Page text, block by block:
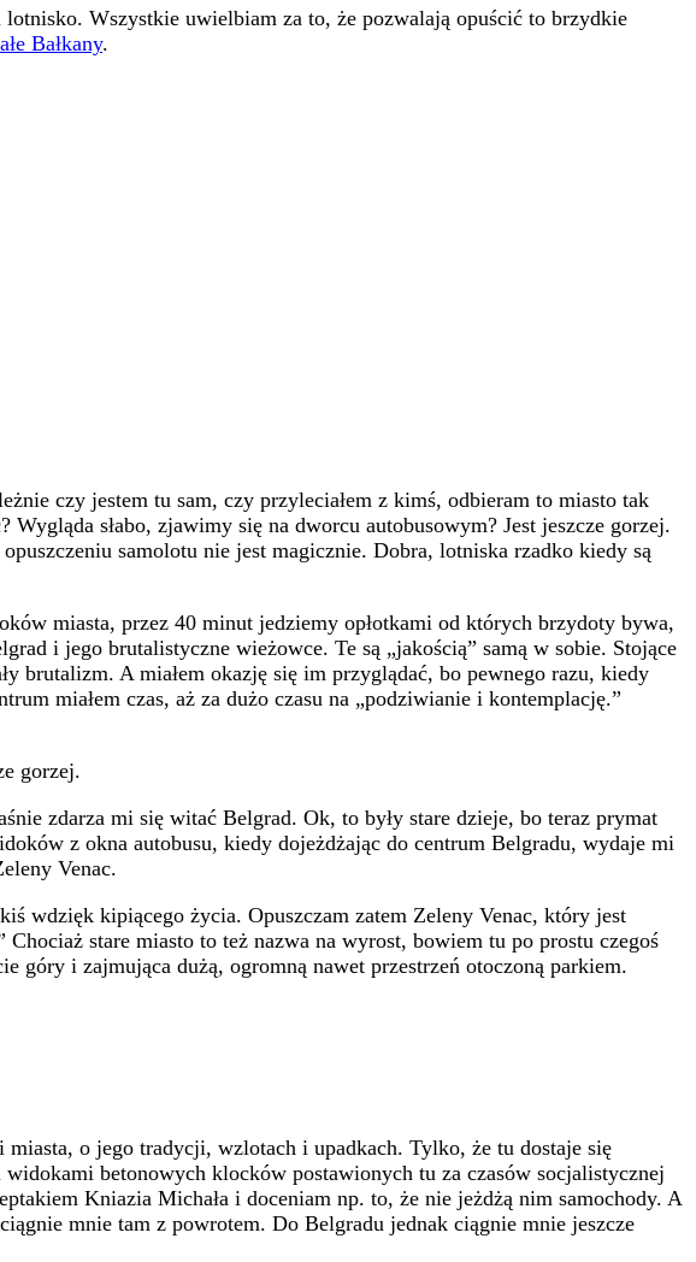
Wszystkie uwielbiam za to, że pozwalają opuścić to brzydkie
Bałkany.
czy jestem tu sam, czy przyleciałem z kimś, odbieram to miasto tak
słabo, zjawimy się na dworcu autobusowym? Jest jeszcze gorzej.
samolotu nie jest magicznie. Dobra, lotniska rzadko kiedy są
miasta, przez 40 minut jedziemy opłotkami od których brzydoty bywa,
i jego brutalistyczne wieżowce. Te są „jakością” samą w sobie. Stojące
brutalizm. A miałem okazję się im przyglądać, bo pewnego razu, kiedy
miałem czas, aż za dużo czasu na „podziwianie i kontemplację.”
gorzej.
zdarza mi się witać Belgrad. Ok, to były stare dzieje, bo teraz prymat
z okna autobusu, kiedy dojeżdżając do centrum Belgradu, wydaje mi
Venac.
wdzięk kipiącego życia. Opuszczam zatem Zeleny Venac, który jest
stare miasto to też nazwa na wyrost, bowiem tu po prostu czegoś
góry i zajmująca dużą, ogromną nawet przestrzeń otoczoną parkiem.
o jego tradycji, wzlotach i upadkach. Tylko, że tu dostaje się
betonowych klocków postawionych tu za czasów socjalistycznej
Kniazia Michała i doceniam np. to, że nie jeżdżą nim samochody. A
mnie tam z powrotem. Do Belgradu jednak ciągnie mnie jeszcze